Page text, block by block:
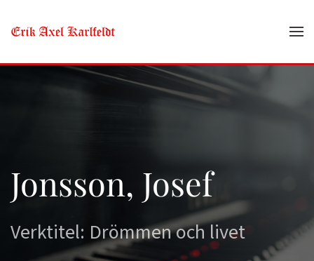
Skip to main content
Jonsson, Josef
Verktitel: Drömmen och livet